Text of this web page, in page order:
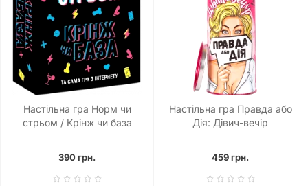
Настільна гра Норм чи
стрьом / Крінж чи база
390 грн.
Настільна гра Правда або
Дія: Дівич-вечір
459 грн.